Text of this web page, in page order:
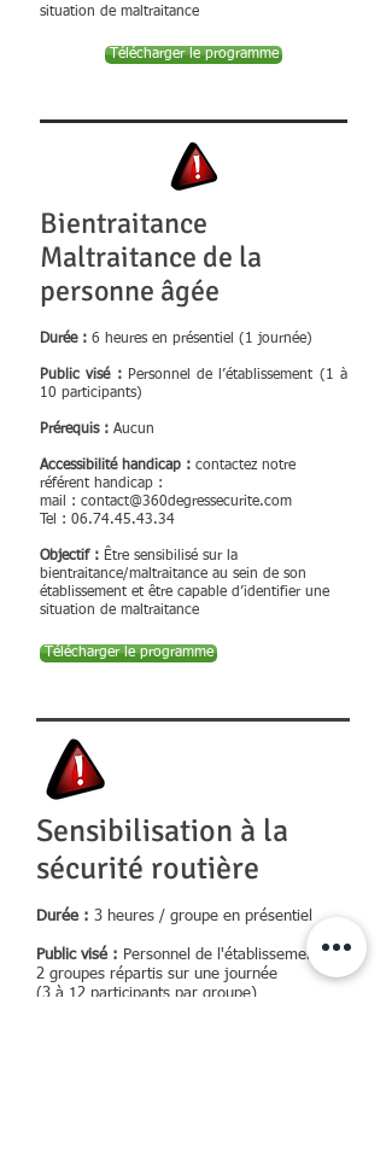
situation de maltraitance
Télécharger le programme
Bientraitance
Maltraitance de la
personne âgée
Durée : 6 heures en présentiel (1 journée)
Public visé :Personnel de l’établissement (1 à
10 participants)
Prérequis : Aucun
Accessibilité handicap : contactez notre
référent handicap :
mail : contact@360degressecurite.com
Tel : 06.74.45.43.34
Objectif : Être sensibilisé sur la
bientraitance/maltraitance au sein de son
établissement et être capable d’identifier une
situation de maltraitance
Télécharger le programme
Sensibilisation à la
sécurité routière
Durée : 3 heures / groupe en présentiel
Public visé : Personnel de l'établissement.
2 groupes répartis sur une journée
(3 à 12 participants par groupe)